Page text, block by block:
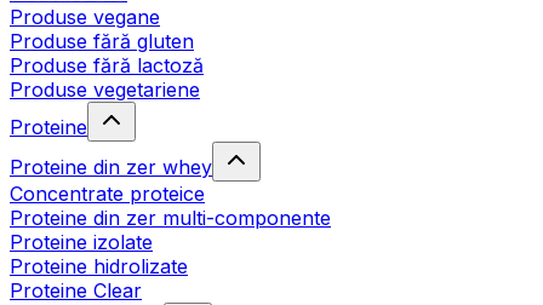
Produse vegane
Produse fără gluten
Produse fără lactoză
Produse vegetariene
Proteine
Proteine din zer whey
Concentrate proteice
Proteine din zer multi-componente
Proteine izolate
Proteine hidrolizate
Proteine Clear